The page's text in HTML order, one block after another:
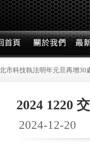
市科技執法明年元旦再增30
2024 1220
2024-12-20